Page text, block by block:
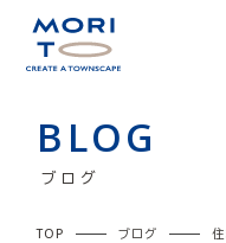
BLOG
ブログ
TOP ブログ